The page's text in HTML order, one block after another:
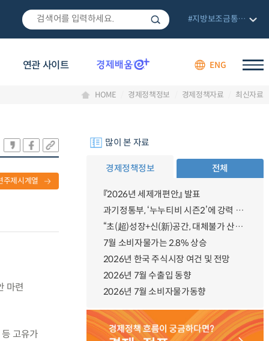
연관 사이트 ENG
#지방보조금통합관리망
HOME 경제정책정보 경제정책자료 최신자료
주제시계열
마련
고유가
많이 본 자료
경제정책정보 전체
『2026년 세제개편안』 발표
과기정통부, ‘누누티비 시즌2’에 강력 대응 의지 밝혀
“초(超)성장+신(新)공간, 대체불가 산업강국”
7월 소비자물가는 2.8% 상승
2026년 한국 주식시장 여건 및 전망
2026년 7월 수출입 동향
2026년 7월 소비자물가동향